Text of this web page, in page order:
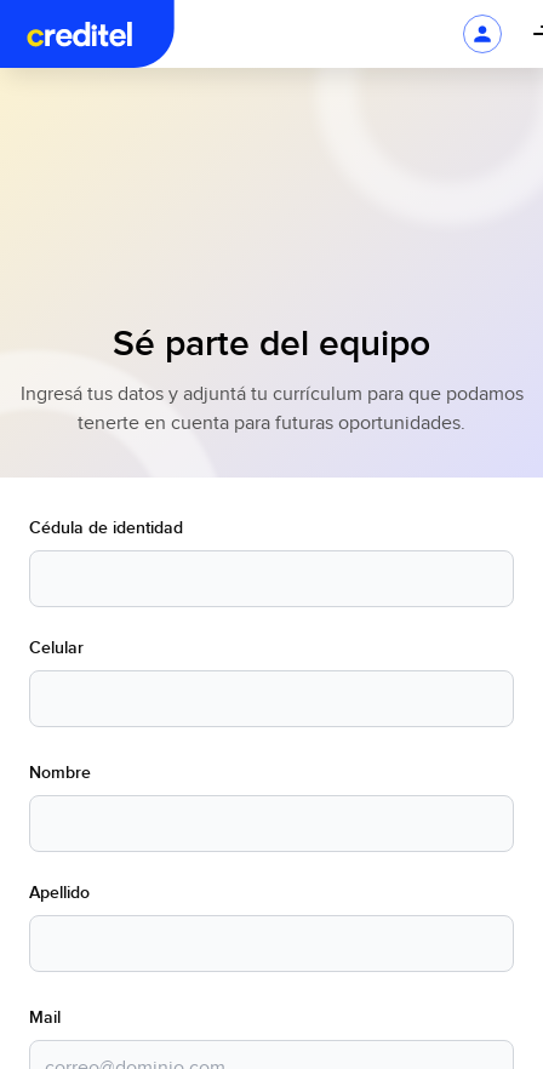
Sé parte del equipo
Ingresá tus datos y adjuntá tu currículum para que podamos
tenerte en cuenta para futuras oportunidades.
Cédula de identidad
Celular
Nombre
Apellido
Mail